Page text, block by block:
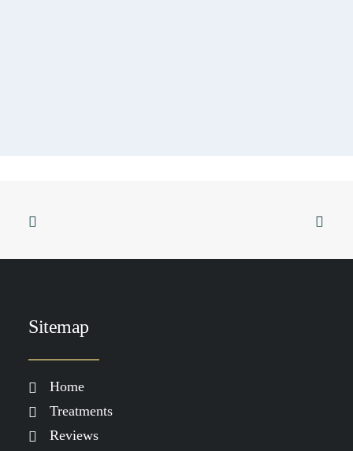
GLITTER GRADUAL TAN x LOAVIES
Sitemap
Home
Treatments
Reviews